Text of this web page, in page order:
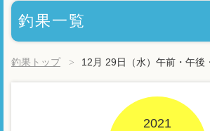
釣果一覧
釣果トップ 12月 29日（水）午前・午後
2021